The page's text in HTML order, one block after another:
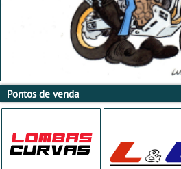
Pontos de venda